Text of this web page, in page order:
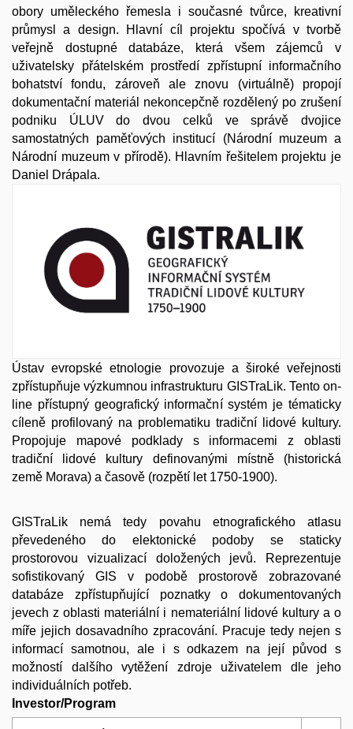
obory uměleckého řemesla i současné tvůrce, kreativní
průmysl a design. Hlavní cíl projektu spočívá v tvorbě
veřejně dostupné databáze, která všem zájemců v
uživatelsky přátelském prostředí zpřístupní informačního
bohatství fondu, zároveň ale znovu (virtuálně) propojí
dokumentační materiál nekoncepčně rozdělený po zrušení
podniku ÚLUV do dvou celků ve správě dvojice
samostatných paměťových institucí (Národní muzeum a
Národní muzeum v přírodě). Hlavním řešitelem projektu je
Daniel Drápala.
Ústav evropské etnologie provozuje a široké veřejnosti
zpřístupňuje výzkumnou infrastrukturu GISTraLik. Tento on-
line přístupný geografický informační systém je tématicky
cíleně profilovaný na problematiku tradiční lidové kultury.
Propojuje mapové podklady s informacemi z oblasti
tradiční lidové kultury definovanými místně (historická
země Morava) a časově (rozpětí let 1750-1900).
GISTraLik nemá tedy povahu etnografického atlasu
převedeného do elektonické podoby se staticky
prostorovou vizualizací doložených jevů. Reprezentuje
sofistikovaný GIS v podobě prostorově zobrazované
databáze zpřístupňující poznatky o dokumentovaných
jevech z oblasti materiální i nemateriální lidové kultury a o
míře jejich dosavadního zpracování. Pracuje tedy nejen s
informací samotnou, ale i s odkazem na její původ s
možností dalšího vytěžení zdroje uživatelem dle jeho
individuálních potřeb.
Investor/Program